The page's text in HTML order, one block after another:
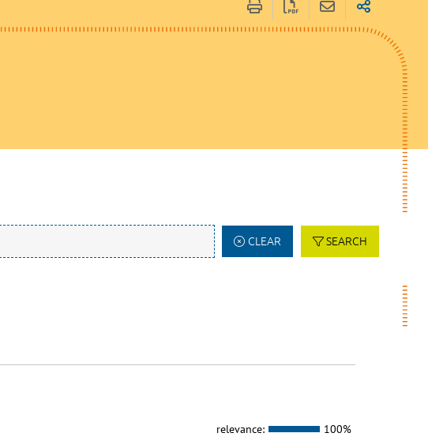
CLEAR SEARCH
relevance: 100%